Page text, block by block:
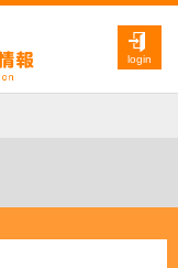
login